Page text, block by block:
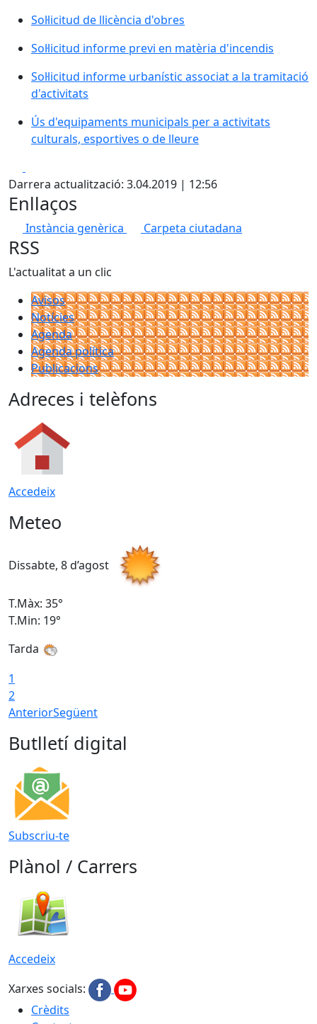
Sol·licitud de llicència d'obres
Sol·licitud informe previ en matèria d'incendis
Sol·licitud informe urbanístic associat a la tramitació
d'activitats
Ús d'equipaments municipals per a activitats
culturals, esportives o de lleure
Darrera actualització: 3.04.2019 | 12:56
Enllaços
Instància genèrica Carpeta ciutadana
RSS
L'actualitat a un clic
Avisos
Notícies
Agenda
Agenda política
Publicacions
Adreces i telèfons
Accedeix
Meteo
Dissabte, 8 d’agost
T.Màx: 35°
T.Min: 19°
Tarda
1
2
AnteriorSegüent
Butlletí digital
Subscriu-te
Plànol / Carrers
Accedeix
Xarxes socials:
Crèdits